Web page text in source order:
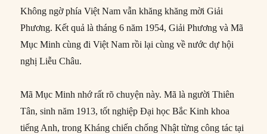
Không ngờ phía Việt Nam vẫn khăng khăng mời Giải
Phương. Kết quả là tháng 6 năm 1954, Giải Phương và Mã
Mục Minh cùng đi Việt Nam rồi lại cùng về nước dự hội
nghị Liễu Châu.
Mã Mục Minh nhớ rất rõ chuyện này. Mã là người Thiên
Tân, sinh năm 1913, tốt nghiệp Đại học Bắc Kinh khoa
tiếng Anh, trong Kháng chiến chống Nhật từng công tác tại